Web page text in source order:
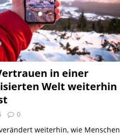
in einer
Welt weiterhin
0
weiterhin, wie Menschen